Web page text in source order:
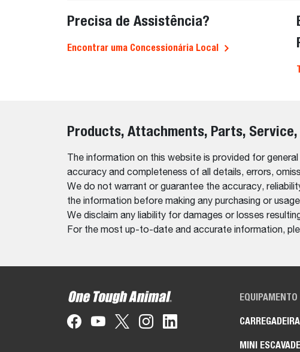
Precisa de Assistência?
Encontrar uma Concessionária Local
Products, Attachments, Parts,
The information on this website is provided for
accuracy and completeness of all details, errors,
We do not warrant or guarantee the accuracy,
the information before making any purchasing or
We disclaim any liability for damages or losses
For the most up-to-date and accurate information,
EQUIPAMENTO
MINI